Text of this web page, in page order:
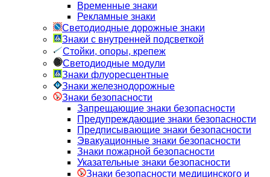
Временные знаки
Рекламные знаки
Светодиодные дорожные знаки
Знаки с внутренней подсветкой
Стойки, опоры, крепеж
Светодиодные модули
Знаки флуоресцентные
Знаки железнодорожные
Знаки безопасности
Запрещающие знаки безопасности
Предупреждающие знаки безопасности
Предписывающие знаки безопасности
Эвакуационные знаки безопасности
Знаки пожарной безопасности
Указательные знаки безопасности
Знаки безопасности медицинского и